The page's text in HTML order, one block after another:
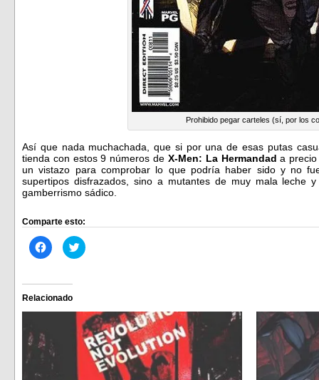
Prohibido pegar carteles (sí, por los
Así que nada muchachada, que si por una de esas putas
tienda con estos 9 números de X-Men: La Hermandad a
un vistazo para comprobar lo que podría haber sido y no
supertipos disfrazados, sino a mutantes de muy mala leche
gamberrismo sádico.
Comparte esto:
Haz
clic
Facebook
(Se
abre
en
Haz
clic
en
una
ventana
nueva)
Relacionado